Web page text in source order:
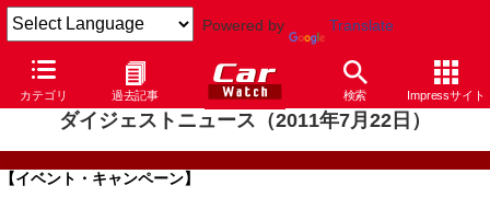
Powered by Translate
カテゴリ 過去記事 検索 Impressサイト
ダイジェストニュース（2011年7月22日）
【イベント・キャンペーン】